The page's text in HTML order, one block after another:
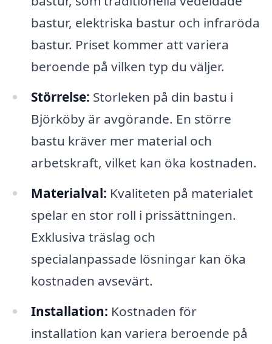
bastur, elektriska bastur och infraröda
bastur. Priset kommer att variera
beroende på vilken typ du väljer.
Störrelse: Storleken på din bastu i
Björköby är avgörande. En större
bastu kräver mer material och
arbetskraft, vilket kan öka kostnaden.
Materialval: Kvaliteten på materialet
spelar en stor roll i prissättningen.
Exklusiva träslag och
specialanpassade lösningar kan öka
kostnaden avsevärt.
Installation: Kostnaden för
installation kan variera beroende på